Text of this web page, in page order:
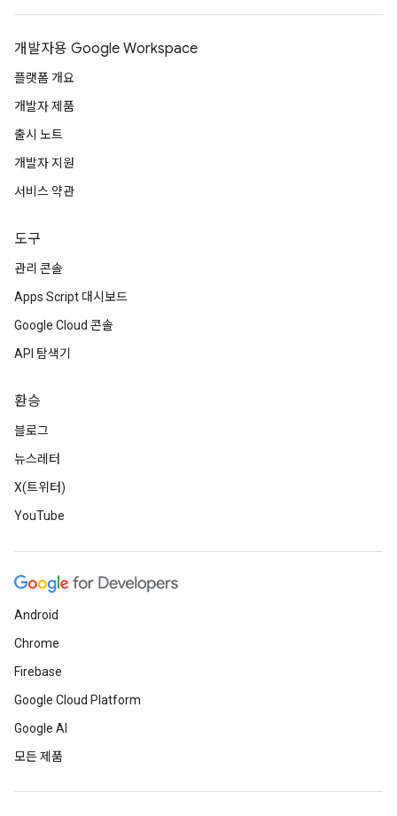
개발자용 Google Workspace
플랫폼 개요
개발자 제품
출시 노트
개발자 지원
서비스 약관
도구
관리 콘솔
Apps Script 대시보드
Google Cloud 콘솔
API 탐색기
환승
블로그
뉴스레터
X(트위터)
YouTube
Android
Chrome
Firebase
Google Cloud Platform
Google AI
모든 제품